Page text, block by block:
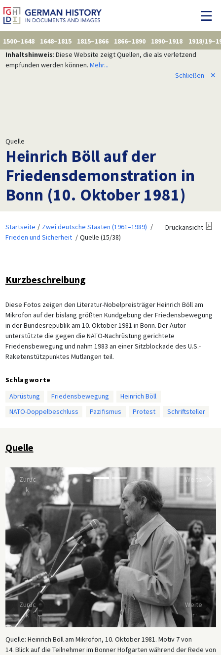
1500–1648 1648–1815 1815–1866 1866–1890 1890–1918
1918/
Inhaltshinweis: Diese Website zeigt Quellen, die als verletzend
empfunden werden können. Mehr...
Schließen
✕
Quelle
Heinrich Böll auf der
Friedensdemonstration in
Bonn (10. Oktober 1981)
Startseite
Zwei deutsche Staaten (1961–1989)
Frieden und Sicherheit
Quelle (15/38)
Druckansicht
Kurzbeschreibung
Diese Fotos zeigen den Literatur-Nobelpreisträger Heinrich Böll am
Mikrofon auf der bislang größten Kundgebung der Friedensbewegung
in der Bundesrepublik am 10. Oktober 1981 in Bonn. Der Autor
unterstützte die gegen die NATO-Nachrüstung gerichtete
Friedensbewegung und nahm 1983 an einer Sitzblockade des U.S.-
Raketenstützpunktes Mutlangen teil.
Schlagworte
Abrüstung
Friedensbewegung
Heinrich Böll
NATO-Doppelbeschluss
Pazifismus Protest Schriftsteller
Quelle
Zurüc
k
Weite
r
Zurüc
k
Weite
r
Quelle: Heinrich Böll am Mikrofon, 10. Oktober 1981. Motiv 7 von
14. Blick auf die Teilnehmer im Bonner Hofgarten während der Rede von